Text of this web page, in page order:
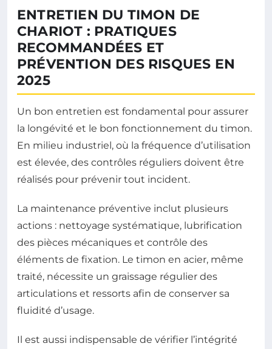
ENTRETIEN DU TIMON DE
CHARIOT : PRATIQUES
RECOMMANDÉES ET
PRÉVENTION DES RISQUES EN
2025
Un bon entretien est fondamental pour assurer
la longévité et le bon fonctionnement du timon.
En milieu industriel, où la fréquence d’utilisation
est élevée, des contrôles réguliers doivent être
réalisés pour prévenir tout incident.
La maintenance préventive inclut plusieurs
actions : nettoyage systématique, lubrification
des pièces mécaniques et contrôle des
éléments de fixation. Le timon en acier, même
traité, nécessite un graissage régulier des
articulations et ressorts afin de conserver sa
fluidité d’usage.
Il est aussi indispensable de vérifier l’intégrité